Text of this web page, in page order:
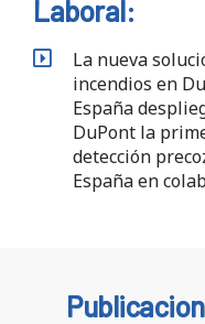
Laboral:
La nueva
incendios en
España
DuPont la
detección
España en